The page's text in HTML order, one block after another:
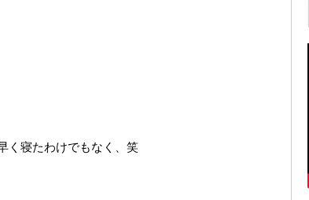
く寝たわけでもなく、笑